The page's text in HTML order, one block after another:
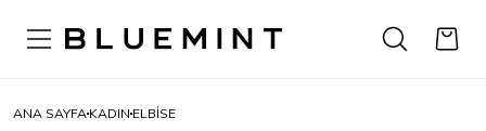
ANA SAYFA KADIN ELBISE